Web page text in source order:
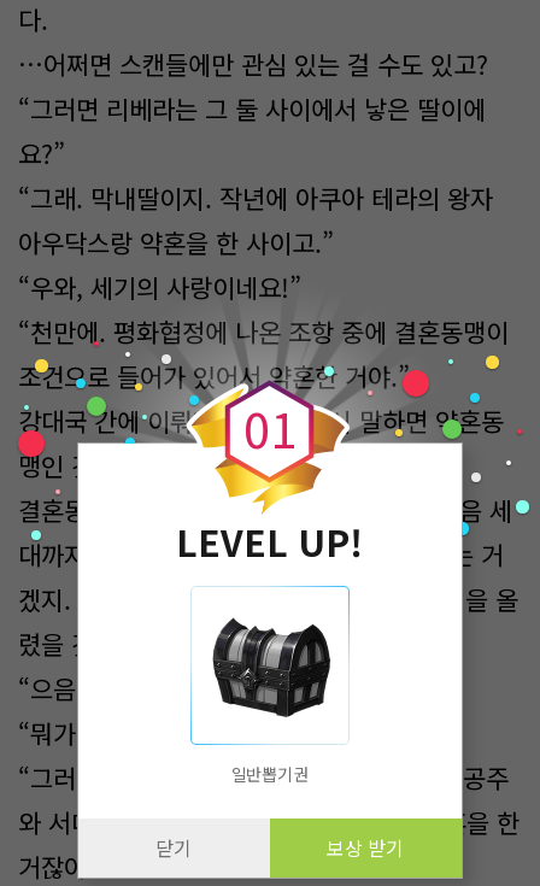
다.
…어쩌면 스캔들에만 관심 있는 걸 수도 있고?
“그러면 리베라는 그 둘 사이에서 낳은 딸이에
요?”
“그래. 막내딸이지. 작년에 아쿠아 테라의 왕자
아우닥스랑 약혼을 한 사이고.”
“우와, 세기의 사랑이네요!”
“천만에. 평화협정에 나온 조항 중에 결혼동맹이
조건으로 들어가 있어서 약혼한 거야.”
강대국 간에 이뤄지는 약혼. 다시 말하면 약혼동
맹인 것이다.
결혼동맹을 맺으면 평화협정이 이어지고 다음 세
대까지 그 평화를 유지할 거라는 의미로 하는 거
겠지. 아마 둘도 별 일이 없으면 벌써 결혼식을 올
렸을 것이다.
“으음…신기하네요.”
“뭐가?”
“그러니까, 동대륙에서 최고로 강한 나라의 공주
와 서대륙에서 제일가는 나라의 왕자가 약혼을 한
거잖아요.”
0
0
1
LEVEL UP!
일반뽑기권
닫기 보상 받기